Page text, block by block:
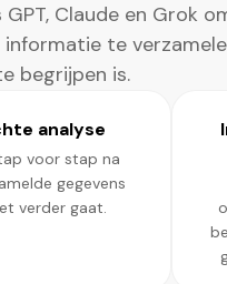
Claude en Grok
te
begrijpen is.
analyse
voor stap na
gegevens
verder gaat.